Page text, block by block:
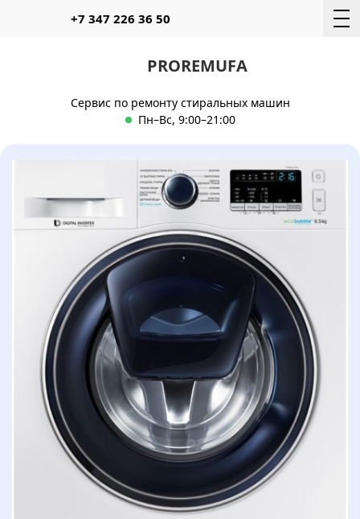
PROREMUFA
Сервис по ремонту стиральных машин
Пн–Вс, 9:00–21:00
+7 347 226 36 50